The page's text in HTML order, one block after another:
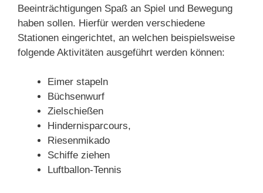
Beeinträchtigungen Spaß an Spiel und Bewegung
haben sollen. Hierfür werden verschiedene
Stationen eingerichtet, an welchen beispielsweise
folgende Aktivitäten ausgeführt werden können:
Eimer stapeln
Büchsenwurf
Zielschießen
Hindernisparcours,
Riesenmikado
Schiffe ziehen
Luftballon-Tennis